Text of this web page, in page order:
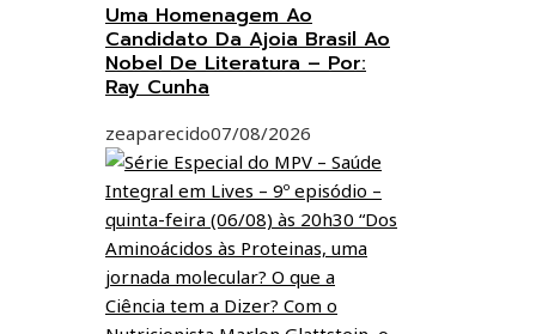
Uma Homenagem Ao
Candidato Da Ajoia Brasil Ao
Nobel De Literatura – Por:
Ray Cunha
zeaparecido07/08/2026